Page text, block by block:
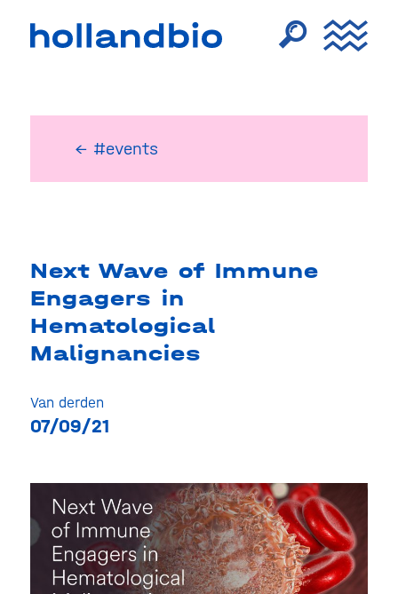
← #events
Next Wave of Immune
Engagers in
Hematological
Malignancies
Van derden
07/09/21